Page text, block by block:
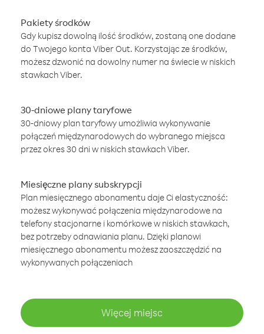
Pakiety środków
Gdy kupisz dowolną ilość środków, zostaną one dodane
do Twojego konta Viber Out. Korzystając ze środków,
możesz dzwonić na dowolny numer na świecie w niskich
stawkach Viber.
30-dniowe plany taryfowe
30-dniowy plan taryfowy umożliwia wykonywanie
połączeń międzynarodowych do wybranego miejsca
przez okres 30 dni w niskich stawkach Viber.
Miesięczne plany subskrypcji
Plan miesięcznego abonamentu daje Ci elastyczność:
możesz wykonywać połączenia międzynarodowe na
telefony stacjonarne i komórkowe w niskich stawkach,
bez potrzeby odnawiania planu. Dzięki planowi
miesięcznego abonamentu możesz zaoszczędzić na
wykonywanych połączeniach
Więcej miejsc